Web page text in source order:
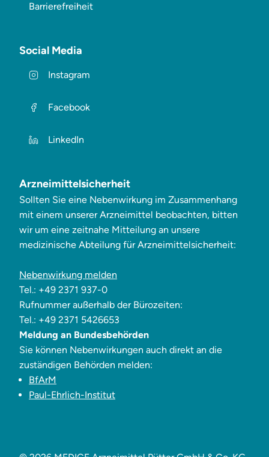
Barrierefreiheit
Social Media
Instagram
Facebook
LinkedIn
Arzneimittelsicherheit
Sollten Sie eine Nebenwirkung im Zusammenhang
mit einem unserer Arzneimittel beobachten, bitten
wir um eine zeitnahe Mitteilung an unsere
medizinische Abteilung für Arzneimittelsicherheit:
Nebenwirkung melden
Tel.: +49 2371 937-0
Rufnummer außerhalb der Bürozeiten:
Tel.: +49 2371 5426653
Meldung an Bundesbehörden
Sie können Nebenwirkungen auch direkt an die
zuständigen Behörden melden:
BfArM
Paul-Ehrlich-Institut